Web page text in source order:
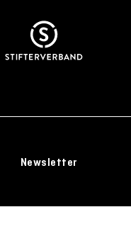
Newsletter